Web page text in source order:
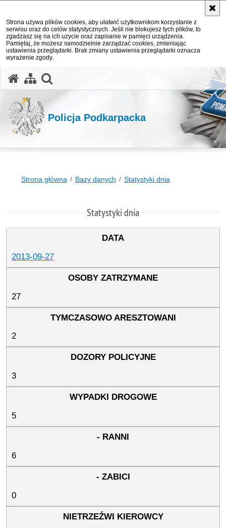
Strona używa plików cookies, aby ułatwić użytkownikom korzystanie z
serwisu oraz do celów statystycznych. Jeśli nie blokujesz tych plików, to
zgadzasz się na ich użycie oraz zapisanie w pamięci urządzenia.
Pamiętaj, że możesz samodzielnie zarządzać cookies, zmieniając
ustawienia przeglądarki. Brak zmiany ustawienia przeglądarki oznacza
wyrażenie zgody.
Policja Podkarpacka
Strona główna Bazy danych Statystyki dnia
Statystyki dnia
2013-09-27
27
2
3
5
6
0